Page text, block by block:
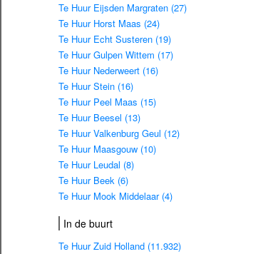
Te Huur Eijsden Margraten (27)
Te Huur Horst Maas (24)
Te Huur Echt Susteren (19)
Te Huur Gulpen Wittem (17)
Te Huur Nederweert (16)
Te Huur Stein (16)
Te Huur Peel Maas (15)
Te Huur Beesel (13)
Te Huur Valkenburg Geul (12)
Te Huur Maasgouw (10)
Te Huur Leudal (8)
Te Huur Beek (6)
Te Huur Mook Middelaar (4)
In de buurt
Te Huur Zuid Holland (11.932)